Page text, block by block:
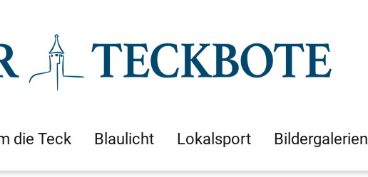
die Teck Blaulicht Lokalsport Bildergalerien